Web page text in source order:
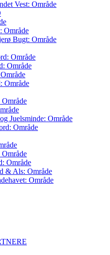
Vest: Område
Område
Bugt: Område
Område
Område
Område
Område
Juelsminde: Område
Område
Område
& Als: Område
Område